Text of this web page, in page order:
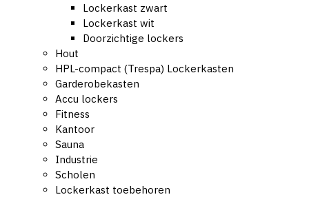
Lockerkast zwart
Lockerkast wit
Doorzichtige lockers
Hout
HPL-compact (Trespa) Lockerkasten
Garderobekasten
Accu lockers
Fitness
Kantoor
Sauna
Industrie
Scholen
Lockerkast toebehoren